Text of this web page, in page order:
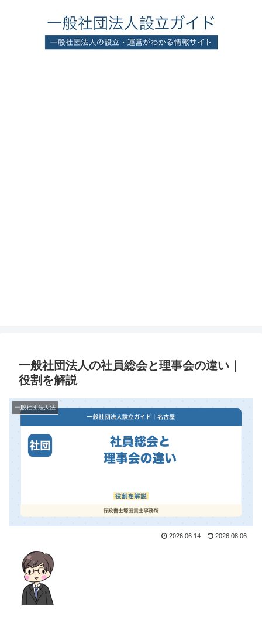
一般社団法人の社員総会と理事会の違い｜
役割を解説
一般社団法人法
2026.06.14 2026.08.06